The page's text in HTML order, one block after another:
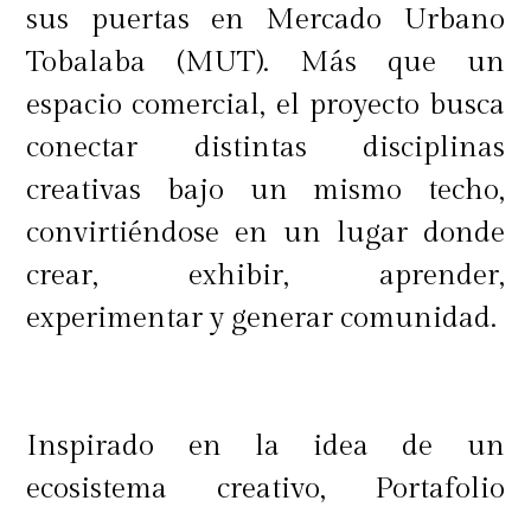
sus puertas en Mercado Urbano
Tobalaba (MUT). Más que un
espacio comercial, el proyecto busca
conectar distintas disciplinas
creativas bajo un mismo techo,
convirtiéndose en un lugar donde
crear, exhibir, aprender,
experimentar y generar comunidad.
Inspirado en la idea de un
ecosistema creativo, Portafolio